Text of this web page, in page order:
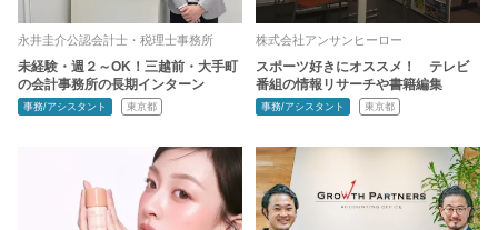
永井圭介公認会計士・税理士事務所
未経験・週２～OK！三越前・大手町
の会計事務所の長期インターン
事務/アシスタント 東京都
株式会社アンサンヒーロー
スポーツ好きにオススメ！ テレビ
番組の情報リサーチや書籍編集
事務/アシスタント 東京都